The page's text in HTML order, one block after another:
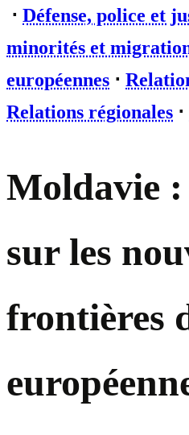
⋅ Défense, police et
minorités et
européennes ⋅
Relations régionales ⋅
Moldavie
sur les
frontières